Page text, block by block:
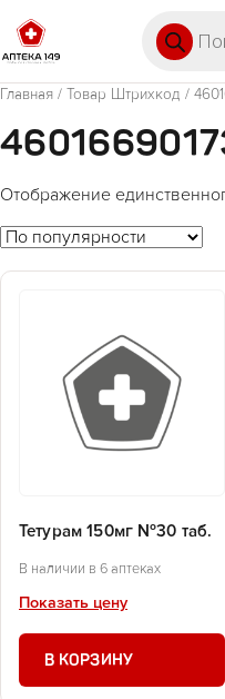
Главная / Товар Штрихкод /
Отображение
Тетурам 150мг №30 таб.
В наличии в 6 аптеках
Показать цену
В КОРЗИНУ